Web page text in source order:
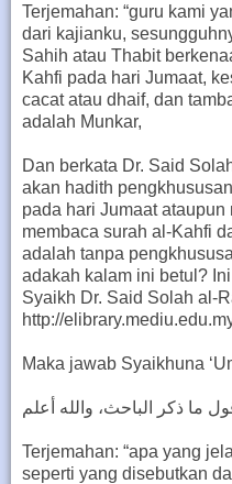
Terjemahan: “guru kami
dari kajianku,
Sahih atau Thabit
Kahfi pada hari Jumaat,
cacat atau dhaif, dan
adalah Munkar,
Dan berkata Dr. Said
akan hadith
pada hari Jumaat
membaca surah al-Kahfi
adalah tanpa
adakah kalam ini betul?
Syaikh Dr. Said Solah al-
http://
Maka jawab Syaikhuna
ما ذكر الباحث، والله أعلم
Terjemahan: “apa yang
seperti yang disebutkan